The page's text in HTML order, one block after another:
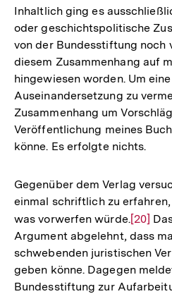
Inhaltlich ging es
oder geschichtspolitische
von der Bundesstiftung noch
diesem Zusammenhang auf
hingewiesen worden. Um
Auseinandersetzung zu
Zusammenhang um
Veröffentlichung meines
könne. Es erfolgte nichts.
Gegenüber dem Verlag
einmal schriftlich zu
was vorwerfen würde.Zur
der
[20]
Argument abgelehnt, dass
schwebenden juristischen
geben könne. Dagegen
Bundesstiftung zur